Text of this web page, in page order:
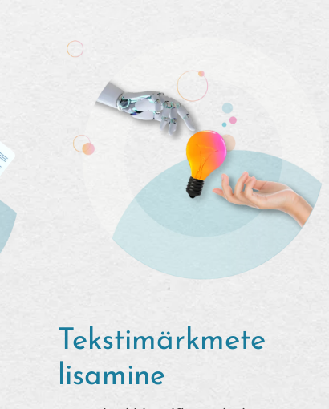
Tekstimärkmete
lisamine